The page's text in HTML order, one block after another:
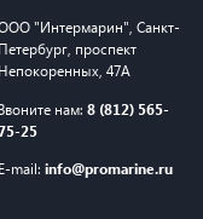
"Интермарин" Санкт-
Петербург, проспект
Непокоренных, 47А
нам: 8 (812) 565-
25
E-mail: info@promarine.ru